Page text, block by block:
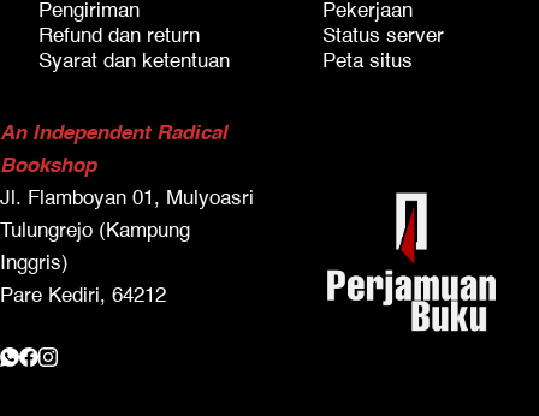
Pengiriman
Refund dan return
Syarat dan ketentuan
Pekerjaan
Status server
Peta situs
An Independent Radical
Bookshop
Jl. Flamboyan 01, Mulyoasri
Tulungrejo (Kampung
Inggris)
Pare Kediri, 64212